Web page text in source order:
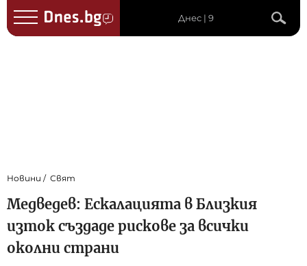
Днес | 9
Новини Свят
Медведев: Ескалацията в Близкия
изток създаде рискове за всички
околни страни